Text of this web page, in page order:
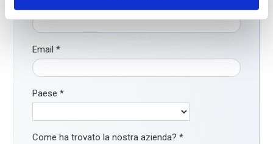
Email*
Paese*
Come ha trovato la nostra azienda?*